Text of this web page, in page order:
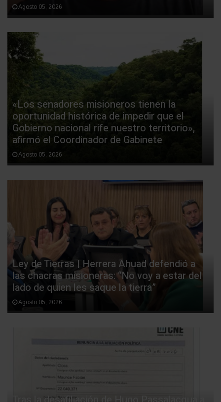
Agosto 05, 2026
«Los senadores misioneros tienen la
oportunidad histórica de impedir que el
Gobierno nacional rife nuestro territorio»,
afirmó el Coordinador de Gabinete
Agosto 05, 2026
Ley de Tierras | Herrera Ahuad defendió a
las chacras misioneras: “No voy a estar del
lado de quien les saque la tierra”
Agosto 05, 2026